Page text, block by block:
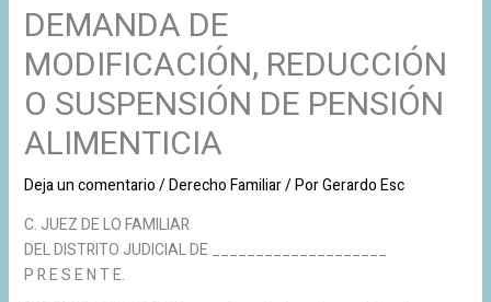
DEMANDA DE
MODIFICACIÓN, REDUCCIÓN
O SUSPENSIÓN DE PENSIÓN
ALIMENTICIA
Deja un comentario/Derecho Familiar/ PorGerardo Esc
C. JUEZ DE LO FAMILIAR
DEL DISTRITO JUDICIAL DE ____________________
P R E S E N T E.